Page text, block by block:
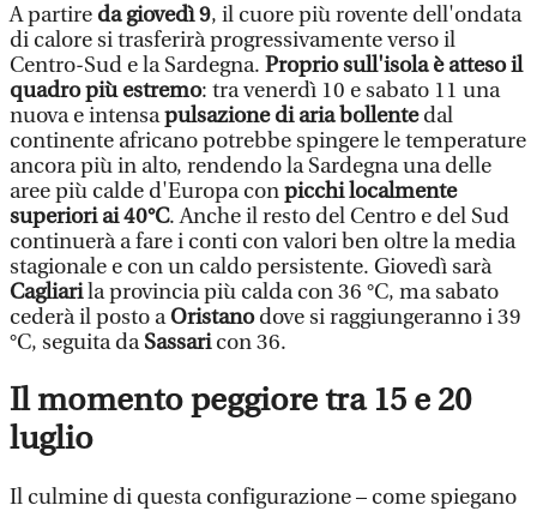
A partire da giovedì 9, il cuore più rovente dell'ondata
di calore si trasferirà progressivamente verso il
Centro-Sud e la Sardegna. Proprio sull'isola è atteso il
quadro più estremo: tra venerdì 10 e sabato 11 una
nuova e intensapulsazione di aria bollentedal
continente africano potrebbe spingere le temperature
ancora più in alto, rendendo la Sardegna una delle
aree più calde d'Europa conpicchi localmente
superiori ai 40°C. Anche il resto del Centro e del Sud
continuerà a fare i conti con valori ben oltre la media
stagionale e con un caldo persistente. Giovedì sarà
Cagliarila provincia più calda con 36 °C, ma sabato
cederà il posto a ​​​​​​Oristanodove si raggiungeranno i 39
°C, seguita daSassaricon 36.
Il momento peggiore tra 15 e 20
luglio
Il culmine di questa configurazione – come spiegano